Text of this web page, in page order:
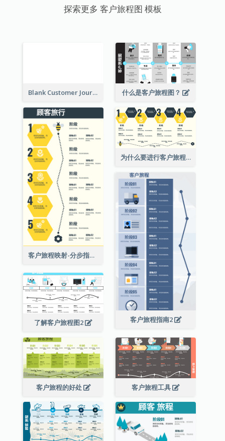
探索更多 客户旅程图 模板
Blank Customer Journey Map 什么是客户旅程图？
客户旅程映射-分步指南
为什么要进行客户旅程映射？
客户旅程指南2
了解客户旅程图2
客户旅程的好处 客户旅程工具